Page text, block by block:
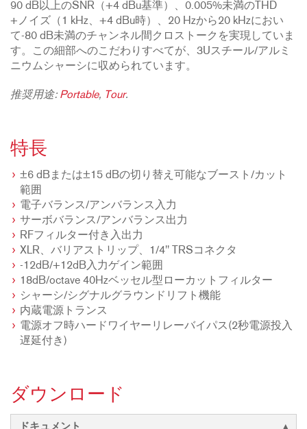
90 dB以上のSNR（+4 dBu基準）、0.005%未満のTHD
+ノイズ（1 kHz、+4 dBu時）、20 Hzから20 kHzにおい
て-80 dB未満のチャンネル間クロストークを実現していま
す。この細部へのこだわりすべてが、3Uスチール/アルミ
ニウムシャーシに収められています。
推奨用途: Portable, Tour.
特長
±6 dBまたは±15 dBの切り替え可能なブースト/カット
範囲
電子バランス/アンバランス入力
サーボバランス/アンバランス出力
RFフィルター付き入出力
XLR、バリアストリップ、1/4" TRSコネクタ
-12dB/+12dB入力ゲイン範囲
18dB/octave 40Hzベッセル型ローカットフィルター
シャーシ/シグナルグラウンドリフト機能
内蔵電源トランス
電源オフ時ハードワイヤーリレーバイパス(2秒電源投入
遅延付き)
ダウンロード